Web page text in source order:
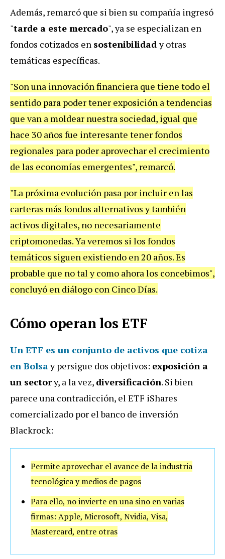
Además, remarcó que si bien su compañía ingresó
"tarde a este mercado", ya se especializan en
fondos cotizados en sostenibilidady otras
temáticas específicas.
"Son una innovación financiera que tiene todo el
sentido para poder tener exposición a tendencias
que van a moldear nuestra sociedad, igual que
hace 30 años fue interesante tener fondos
regionales para poder aprovechar el crecimiento
de las economías emergentes", remarcó.
"La próxima evolución pasa por incluir en las
carteras más fondos alternativos y también
activos digitales, no necesariamente
criptomonedas. Ya veremos si los fondos
temáticos siguen existiendo en 20 años. Es
probable que no tal y como ahora los concebimos",
concluyó en diálogo con Cinco Días.
Cómo operan los ETF
Un ETF es un conjunto de activos que cotiza
en Bolsay persigue dos objetivos: exposición a
un sectory, a la vez, diversificación. Si bien
parece una contradicción, el ETF iShares
comercializado por el banco de inversión
Blackrock:
Permite aprovechar el avance de la industria
tecnológica y medios de pagos
Para ello, no invierte en una sino en varias
firmas: Apple, Microsoft, Nvidia, Visa,
Mastercard, entre otras